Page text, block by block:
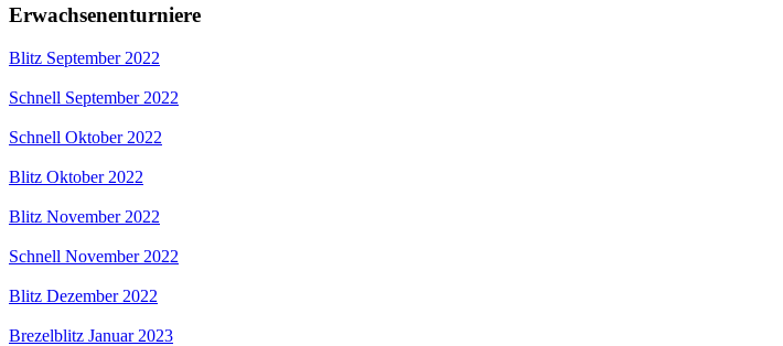
Erwachsenenturniere
Blitz September 2022
Schnell September 2022
Schnell Oktober 2022
Blitz Oktober 2022
Blitz November 2022
Schnell November 2022
Blitz Dezember 2022
Brezelblitz Januar 2023